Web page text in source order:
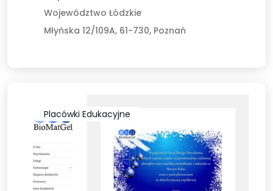
Województwo Łódzkie
Młyńska 12/109A, 61-730, Poznań
Placówki Edukacyjne